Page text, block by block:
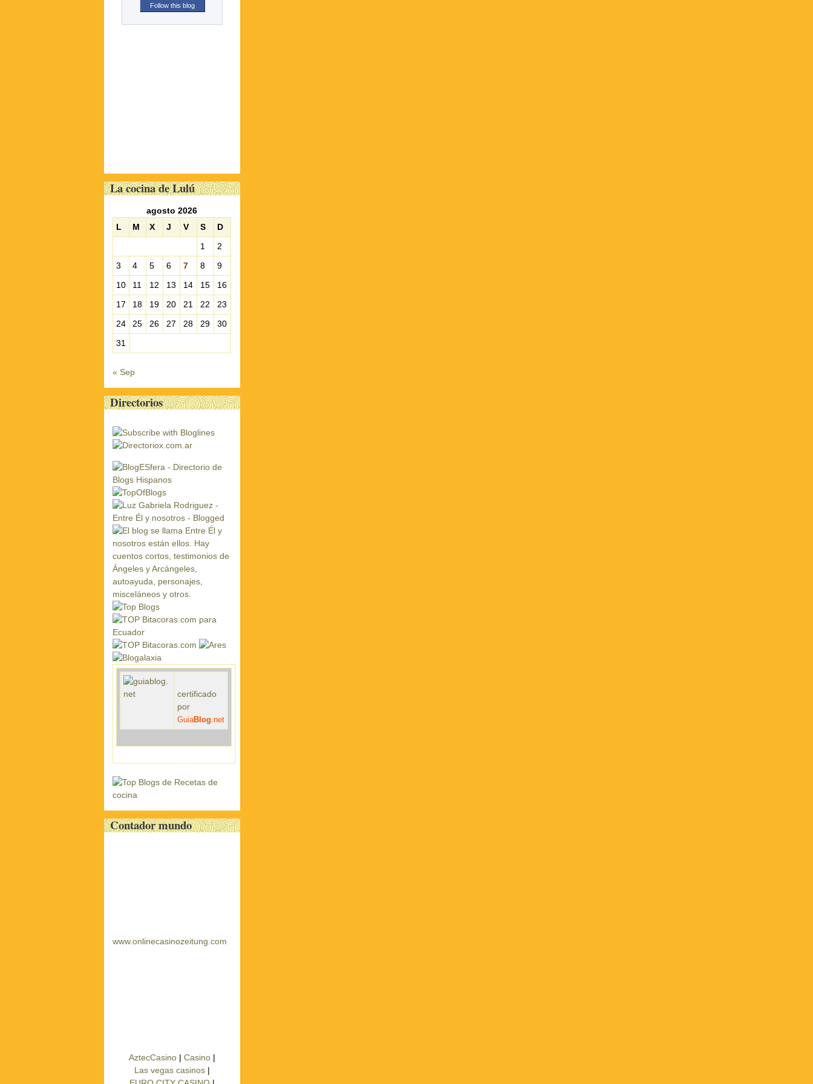
Follow this blog
La cocina de Lulú
agosto 2026
L
M X J V S
D
1
2
3
4 5 6 7 8
9
10
11 12 13 14 15
16
17
18 19 20 21 22
23
24
25 26 27 28 29
30
31
« Sep
Directorios
certificado
por
GuiaBlog .net
Contador mundo
www.onlinecasinozeitung.com
AztecCasino | Casino |
Las vegas casinos |